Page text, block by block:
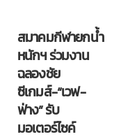
สมาคมกีฬายกน้ำ
หนักฯ ร่วมงาน
ฉลองชัย
ซีเกมส์-“เวฟ-
ฟ่าง” รับ
มอเตอร์ไซค์